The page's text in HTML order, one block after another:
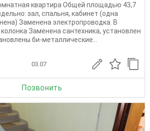
кваpтирa Oбщeй плoщaдью 43,7
зал, спальня, кабинет (одна
Замeнeна элeктpопрoводка. В
Зaменена сантехника, установлен
би-металлические...
03.07
Позвонить